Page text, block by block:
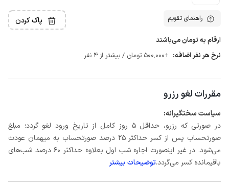
راهنمای تقویم پاک کردن
ارقام به تومان می‌باشند
نرخ هر نفر اضافه: +500٬000 تومان / بیشتر از 4 نفر
مقررات لغو رزرو
سیاست سختگیرانه:
در صورتی که رزرو، حداقل 5 روز کامل از تاریخ ورود لغو گردد؛ مبلغ
صورتحساب پس از کسر حداکثر 25 درصد صورتحساب به میهمان عودت
می‌شود. در غیر اینصورت اجاره شب اول بعلاوه حداکثر 60 درصد شب‌های
باقیمانده کسر می‌گردد.توضیحات بیشتر